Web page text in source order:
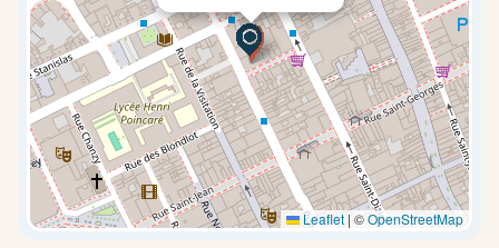
Leaflet | ©OpenStreetMap